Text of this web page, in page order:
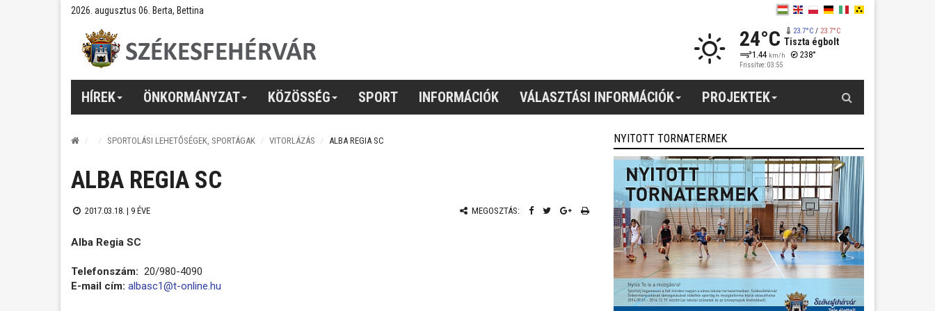
2026. augusztus 06. Berta, Bettina
24°C 23.7°C/ 23.7°C
Tiszta égbolt
1.44 km/h 238°
Frissítve: 03:55
HÍREK ÖNKORMÁNYZAT KÖZÖSSÉG SPORT INFORMÁCIÓK VÁLASZTÁSI INFORMÁCIÓK PROJEKTEK
SPORTOLÁSI LEHETŐSÉGEK, SPORTÁGAK VITORLÁZÁS ALBA REGIA SC
ALBA REGIA SC
2017.03.18. | 9 ÉVE MEGOSZTÁS:
Alba Regia SC
Telefonszám: 20/980-4090
E-mail cím: albasc1@t-online.hu
NYITOTT TORNATERMEK